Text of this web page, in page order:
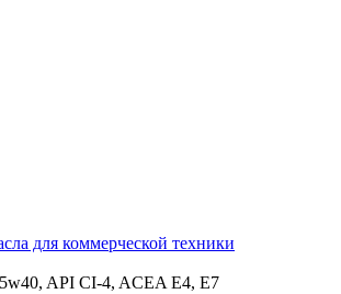
для коммерческой техники
API CI-4, ACEA E4, E7